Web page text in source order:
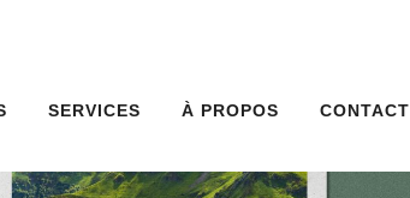
SERVICES À PROPOS CONTACT